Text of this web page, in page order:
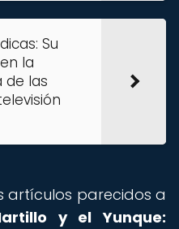
Su
la
de las
artículos parecidos a
y el Yunque: